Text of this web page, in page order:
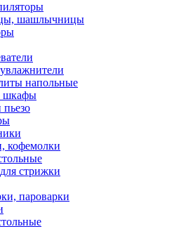
шашлычницы
напольные
шкафы
кофемолки
стрижки
пароварки